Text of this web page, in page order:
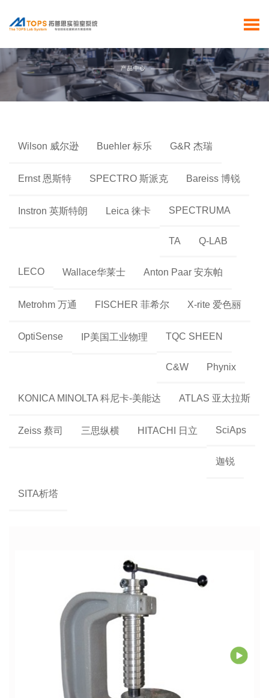
Wilson 威尔逊 Buehler 标乐 G&R 杰瑞
Ernst 恩斯特 SPECTRO 斯派克 Bareiss 博锐
Instron 英斯特朗 Leica 徕卡 SPECTRUMA
TA Q-LAB
LECO Wallace华莱士 Anton Paar 安东帕
Metrohm 万通 FISCHER 菲希尔 X-rite 爱色丽
OptiSense IP美国工业物理 TQC SHEEN
C&W Phynix
KONICA MINOLTA 科尼卡-美能达 ATLAS 亚太拉斯
Zeiss 蔡司 三思纵横 HITACHI 日立 SciAps
迦锐
SITA析塔